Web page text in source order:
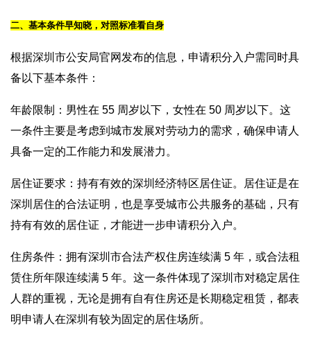
二、基本条件早知晓，对照标准看自身
根据深圳市公安局官网发布的信息，申请积分入户需同时具
备以下基本条件：
年龄限制：男性在 55 周岁以下，女性在 50 周岁以下。这
一条件主要是考虑到城市发展对劳动力的需求，确保申请人
具备一定的工作能力和发展潜力。
居住证要求：持有有效的深圳经济特区居住证。居住证是在
深圳居住的合法证明，也是享受城市公共服务的基础，只有
持有有效的居住证，才能进一步申请积分入户。
住房条件：拥有深圳市合法产权住房连续满 5 年，或合法租
赁住所年限连续满 5 年。这一条件体现了深圳市对稳定居住
人群的重视，无论是拥有自有住房还是长期稳定租赁，都表
明申请人在深圳有较为固定的居住场所。